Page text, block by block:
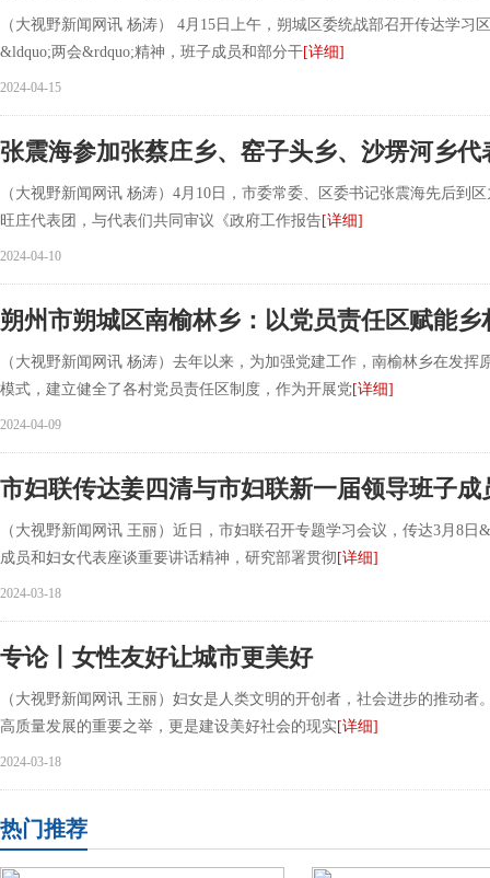
（大视野新闻网讯 杨涛） 4月15日上午，朔城区委统战部召开传达学
&ldquo;两会&rdquo;精神，班子成员和部分干[详细]
2024-04-15
张震海参加张蔡庄乡、窑子头乡、沙塄河乡
（大视野新闻网讯 杨涛）4月10日，市委常委、区委书记张震海先后到
旺庄代表团，与代表们共同审议《政府工作报告[详细]
2024-04-10
朔州市朔城区南榆林乡：以党员责任区赋能乡
（大视野新闻网讯 杨涛）去年以来，为加强党建工作，南榆林乡在发
模式，建立健全了各村党员责任区制度，作为开展党[详细]
2024-04-09
市妇联传达姜四清与市妇联新一届领导班子
（大视野新闻网讯 王丽）近日，市妇联召开专题学习会议，传达3月8
成员和妇女代表座谈重要讲话精神，研究部署贯彻 [详细]
2024-03-18
专论丨女性友好让城市更美好
（大视野新闻网讯 王丽）妇女是人类文明的开创者，社会进步的推动
高质量发展的重要之举，更是建设美好社会的现实 [详细]
2024-03-18
热门推荐